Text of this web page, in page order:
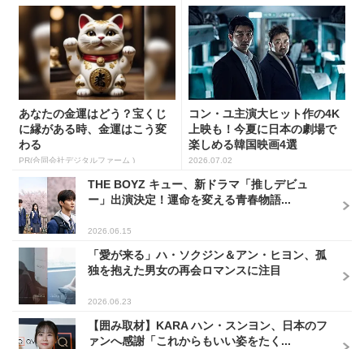
あなたの金運はどう？宝くじ
に縁がある時、金運はこう変
わる
PR(合同会社デジタルファーム )
コン・ユ主演大ヒット作の4K
上映も！今夏に日本の劇場で
楽しめる韓国映画4選
2026.07.02
THE BOYZ キュー、新ドラマ「推しデビュ
ー」出演決定！運命を変える青春物語...
2026.06.15
「愛が来る」ハ・ソクジン＆アン・ヒヨン、孤
独を抱えた男女の再会ロマンスに注目
2026.06.23
【囲み取材】KARA ハン・スンヨン、日本のフ
ァンへ感謝「これからもいい姿をたく...